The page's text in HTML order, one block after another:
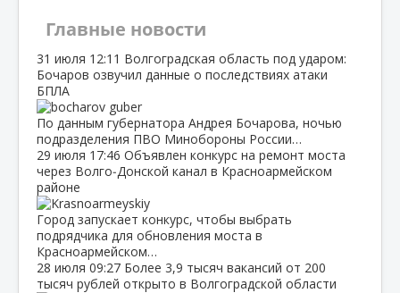
Главные новости
31 июля 12:11 Волгоградская область под ударом:
Бочаров озвучил данные о последствиях атаки
БПЛА
По данным губернатора Андрея Бочарова, ночью
подразделения ПВО Минобороны России…
29 июля 17:46 Объявлен конкурс на ремонт моста
через Волго‑Донской канал в Красноармейском
районе
Город запускает конкурс, чтобы выбрать
подрядчика для обновления моста в
Красноармейском…
28 июля 09:27 Более 3,9 тысяч вакансий от 200
тысяч рублей открыто в Волгоградской области